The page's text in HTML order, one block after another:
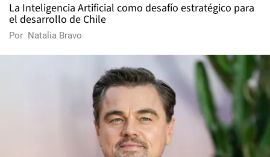
La Inteligencia Artificial como desafío estratégico para
el desarrollo de Chile
Por Natalia Bravo